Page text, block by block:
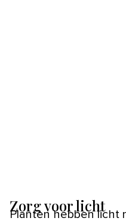
Zorg voor licht
Planten hebben licht